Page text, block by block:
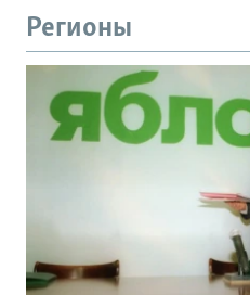
Регионы